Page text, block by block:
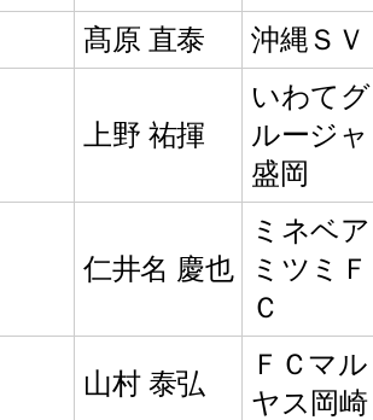
髙原 直泰
沖縄ＳＶ
上野 祐揮
いわてグ
ルージャ
盛岡
仁井名 慶也
ミネベア
ミツミＦ
Ｃ
山村 泰弘
ＦＣマル
ヤス岡崎